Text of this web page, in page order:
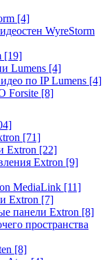
[4]
WyreStorm
[19]
Lumens [4]
по IP Lumens [4]
Forsite [8]
[71]
Extron [22]
Extron [9]
MediaLink [11]
Extron [7]
панели Extron [8]
пространства
[8]